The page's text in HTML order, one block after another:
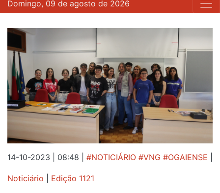
Domingo, 09 de agosto de 2026
14-10-2023 | 08:48 #NOTICIÁRIO #VNG #OGAIENSE
Noticiário Edição 1121